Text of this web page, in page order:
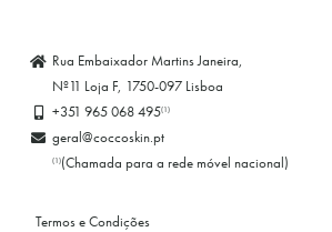
Rua Embaixador Martins Janeira,
Nº11 Loja F, 1750-097 Lisboa
+351 965 068 495(1)
geral@coccoskin.pt
(1)(Chamada para a rede móvel nacional)
Termos e Condições